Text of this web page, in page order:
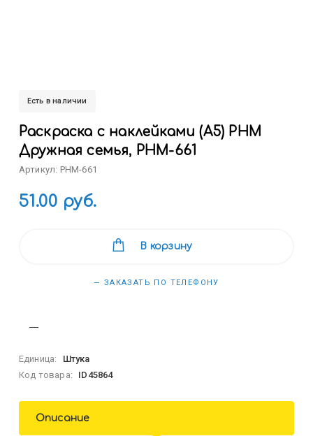
Есть в наличии
Раскраска с наклейками (А5) РНМ
Дружная семья, РНМ-661
Артикул: РНМ-661
51.00 руб.
В корзину
— ЗАКАЗАТЬ ПО ТЕЛЕФОНУ
Единица:
Штука
Код товара:
ID45864
Описание